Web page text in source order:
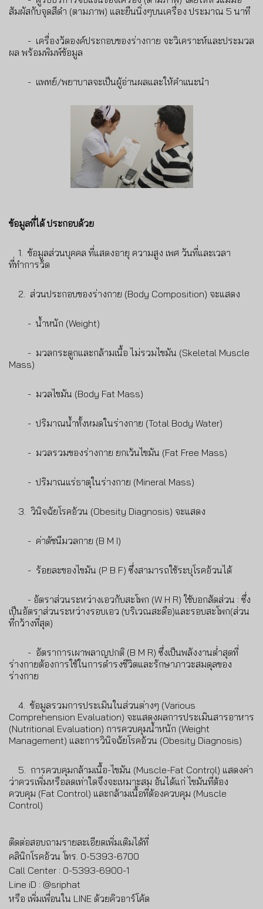
สัมผัสกับจุดสีดำ (ตามภาพ) และยืนนิ่งๆบนเครื่อง ประมาณ 5 นาที
- เครื่องวัดองค์ประกอบของร่างกาย จะวิเคราะห์และประมวล
ผล พร้อมพิมพ์ข้อมูล
- แพทย์/พยาบาลจะเป็นผู้อ่านผลและให้คำแนะนำ
ข้อมูลที่ได้ ประกอบด้วย
1. ข้อมูลส่วนบุคคล ที่แสดงอายุ ความสูง เพศ วันที่และเวลา
ที่ทำการวัด
2. ส่วนประกอบของร่างกาย (Body Composition) จะแสดง
- น้ำหนัก (Weight)
- มวลกระดูกและกล้ามเนื้อ ไม่รวมไขมัน (Skeletal Muscle
Mass)
- มวลไขมัน (Body Fat Mass)
- ปริมาณน้ำทั้งหมดในร่างกาย (Total Body Water)
- มวลรวมของร่างกาย ยกเว้นไขมัน (Fat Free Mass)
- ปริมาณแร่ธาตุในร่างกาย (Mineral Mass)
3. วินิจฉัยโรคอ้วน (Obesity Diagnosis) จะแสดง
- ค่าดัชนีมวลกาย (B M I)
- ร้อยละของไขมัน (P B F) ซึ่งสามารถใช้ระบุโรคอ้วนได้
- อัตราส่วนระหว่างเอวกับสะโพก (W H R) ใช้บอกสัดส่วน : ซึ่ง
เป็นอัตราส่วนระหว่างรอบเอว (บริเวณสะดือ)และรอบสะโพก(ส่วน
ที่กว้างที่สุด)
- อัตราการเผาพลาญปกติ (B M R) ซึ่งเป็นพลังงานต่ำสุดที่
ร่างกายต้องการใช้ในการดำรงชีวิตและรักษาภาวะสมดุลของ
ร่างกาย
4. ข้อมูลรวมการประเมินในส่วนต่างๆ (Various
Comprehension Evaluation) จะแสดงผลการประเมินสารอาหาร
(Nutritional Evaluation) การควบคุมน้ำหนัก (Weight
Management) และการวินิจฉัยโรคอ้วน (Obesity Diagnosis)
5. การควบคุมกล้ามเนื้อ-ไขมัน (Muscle-Fat Control) แสดงค่า
ว่าควรเพิ่มหรือลดเท่าใดจึงจะเหมาะสม อันได้แก่ ไขมันที่ต้อง
ควบคุม (Fat Control) และกล้ามเนื้อที่ต้องควบคุม (Muscle
Control)
ติดต่อสอบถามรายละเอียดเพิ่มเติมได้ที่
คลินิกโรคอ้วน โทร. 0-5393-6700
Call Center : 0-5393-6900-1
Line iD : @sriphat
หรือ เพิ่มเพื่อนใน LINE ด้วยคิวอาร์โค้ด